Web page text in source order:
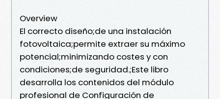
Overview
El correcto diseño;de una instalación
fotovoltaica;permite extraer su máximo
potencial;minimizando costes y con
condiciones;de seguridad.;Este libro
desarrolla los contenidos del módulo
profesional de Configuración de